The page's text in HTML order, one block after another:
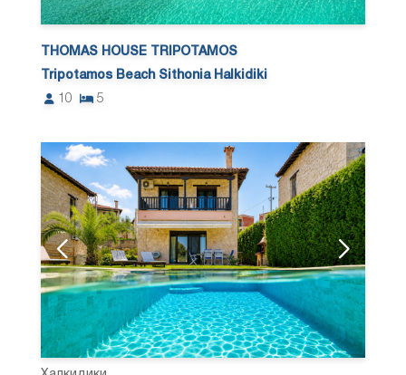
THOMAS HOUSE TRIPOTAMOS
Tripotamos Beach Sithonia Halkidiki
10
5